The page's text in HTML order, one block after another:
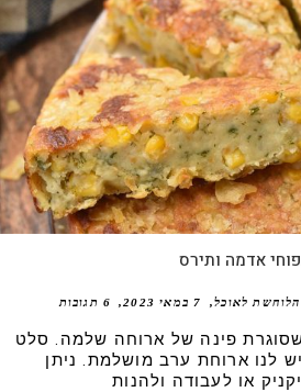
אדמה ותירס
הלוחשת לאוכל 7 במאי 2023 6 תגובות
פינה של ארוחה שלמה. סלט
לנו ארוחת ערב מושלמת. ניתן
או לעבודה ולהנות